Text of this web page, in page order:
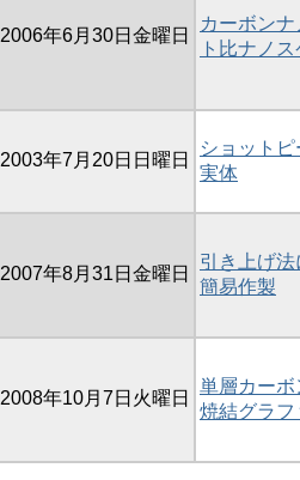
2006年6月30日金曜日
カーボン
ト比ナノ
2003年7月20日日曜日
ショット
実体
2007年8月31日金曜日
引き上げ
簡易作製
2008年10月7日火曜日
単層カー
焼結グラ